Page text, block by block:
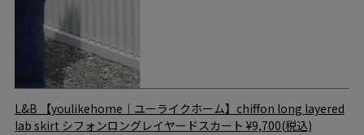
L&B
【youlikehome｜ユーライクホーム】chiffon long layered
lab skirt シフォンロングレイヤードスカート ¥9,700(税込)